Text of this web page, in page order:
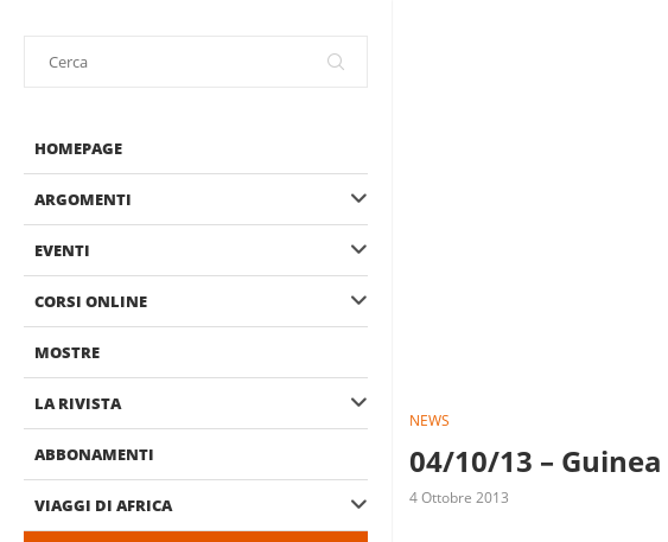
HOMEPAGE
ARGOMENTI
EVENTI
CORSI ONLINE
MOSTRE
LA RIVISTA
ABBONAMENTI
VIAGGI DI AFRICA
NEWS
04/10/13 –
4 Ottobre 2013